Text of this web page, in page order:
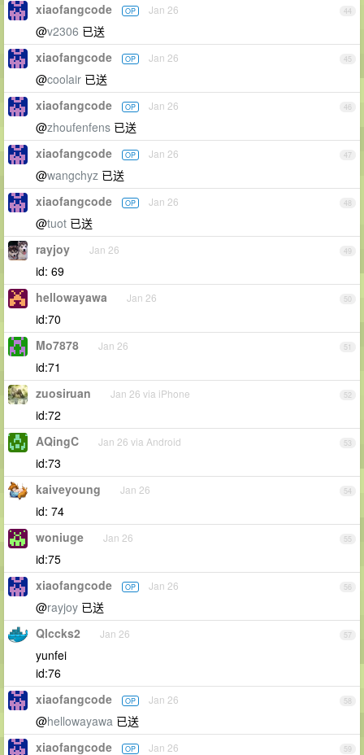
44
xiaofangcode OP Jan 26
@v2306 已送
45
xiaofangcode OP Jan 26
@coolair 已送
46
xiaofangcode OP Jan 26
@zhoufenfens 已送
47
xiaofangcode OP Jan 26
@wangchyz 已送
48
xiaofangcode OP Jan 26
@tuot 已送
49
rayjoy Jan 26
id: 69
50
hellowayawa Jan 26
id:70
51
Mo7878 Jan 26
id:71
52
zuosiruan Jan 26 via iPhone
id:72
53
AQingC Jan 26 via Android
id:73
54
kaiveyoung Jan 26
id: 74
55
woniuge Jan 26
id:75
56
xiaofangcode OP Jan 26
@rayjoy 已送
57
Qlccks2 Jan 26
yunfei
id:76
58
xiaofangcode OP Jan 26
@hellowayawa 已送
59
xiaofangcode OP Jan 26